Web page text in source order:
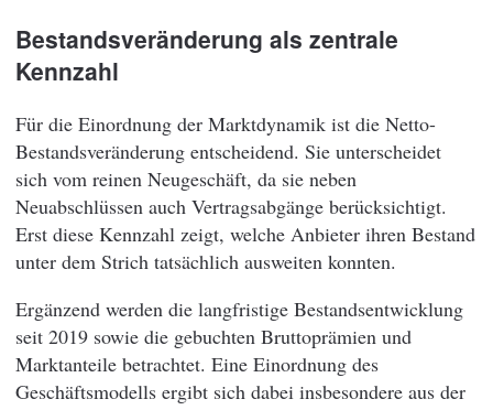
Bestandsveränderung als zentrale
Kennzahl
Für die Einordnung der Marktdynamik ist die Netto-
Bestandsveränderung entscheidend. Sie unterscheidet
sich vom reinen Neugeschäft, da sie neben
Neuabschlüssen auch Vertragsabgänge berücksichtigt.
Erst diese Kennzahl zeigt, welche Anbieter ihren Bestand
unter dem Strich tatsächlich ausweiten konnten.
Ergänzend werden die langfristige Bestandsentwicklung
seit 2019 sowie die gebuchten Bruttoprämien und
Marktanteile betrachtet. Eine Einordnung des
Geschäftsmodells ergibt sich dabei insbesondere aus der